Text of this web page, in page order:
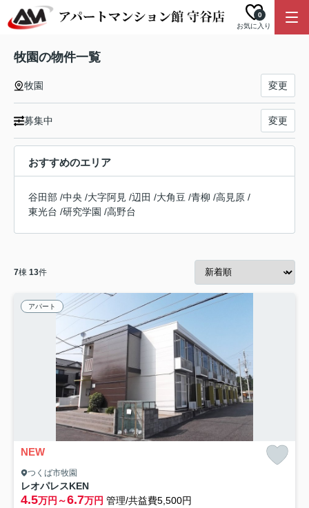
お気に入り
0
牧園の物件一覧
牧園 変更
募集中 変更
おすすめのエリア
谷田部 /中央 /大字阿見 /辺田 /大角豆 /青柳 /高見原 /
東光台 /研究学園 /高野台
7棟 13件
アパート
NEW
つくば市牧園
レオパレスKEN
4.5万円～6.7万円 管理/共益費5,500円